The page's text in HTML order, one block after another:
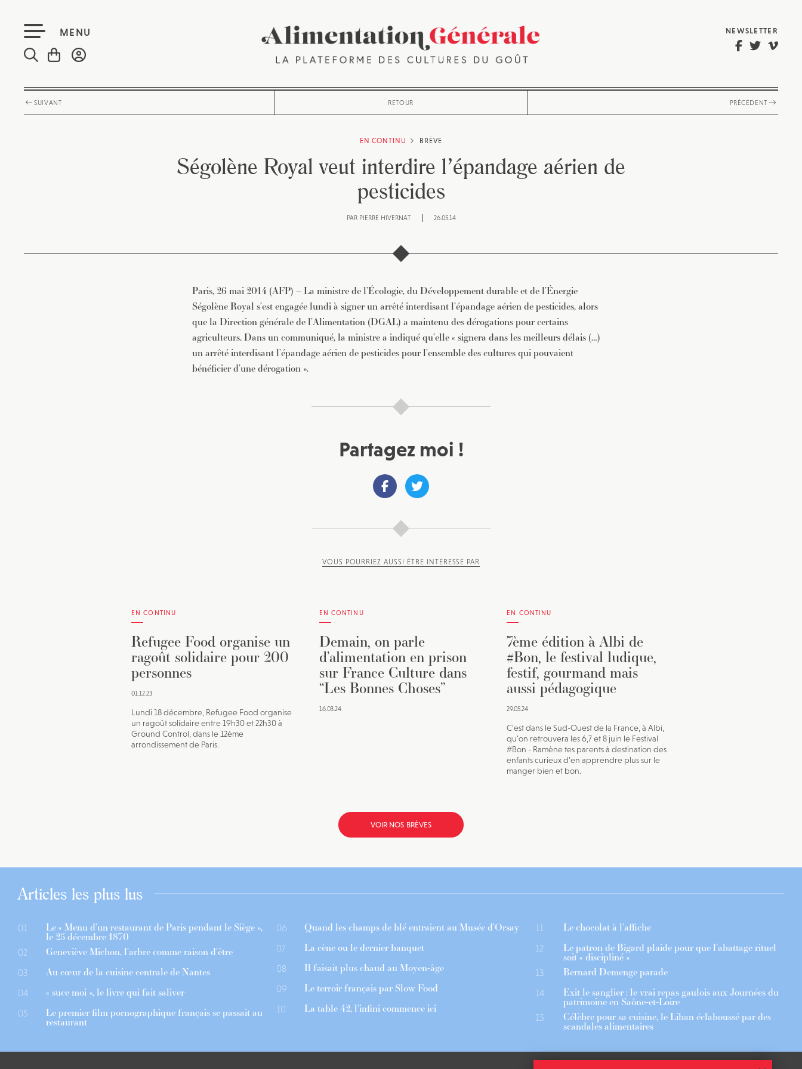
MENU NEWSLETTER
SUIVANT RETOUR PRÉCÉDENT
EN CONTINU BRÈVE
Ségolène Royal veut interdire l’épandage aérien de
pesticides
PAR PIERRE HIVERNAT 26.05.14
Paris, 26 mai 2014 (AFP) – La ministre de l’Écologie, du Développement durable et de l’Énergie
Ségolène Royal s’est engagée lundi à signer un arrêté interdisant l’épandage aérien de pesticides, alors
que la Direction générale de l’Alimentation (DGAL) a maintenu des dérogations pour certains
agriculteurs. Dans un communiqué, la ministre a indiqué qu’elle « signera dans les meilleurs délais (…)
un arrêté interdisant l’épandage aérien de pesticides pour l’ensemble des cultures qui pouvaient
bénéficier d’une dérogation ».
Partagez moi !
VOUS POURRIEZ AUSSI ÊTRE INTÉRESSÉ PAR
EN CONTINU
Refugee Food organise un
ragoût solidaire pour 200
personnes
01.12.23
Lundi 18 décembre, Refugee Food organise
un ragoût solidaire entre 19h30 et 22h30 à
Ground Control, dans le 12ème
arrondissement de Paris.
EN CONTINU
Demain, on parle
d’alimentation en prison
sur France Culture dans
“Les Bonnes Choses”
16.03.24
EN CONTINU
7ème édition à Albi de
#Bon, le festival ludique,
festif, gourmand mais
aussi pédagogique
29.05.24
C’est dans le Sud-Ouest de la France, à Albi,
qu’on retrouvera les 6,7 et 8 juin le Festival
#Bon - Ramène tes parents à destination des
enfants curieux d’en apprendre plus sur le
manger bien et bon.
VOIR NOS BRÈVES
Articles les plus lus
01 Le « Menu d’un restaurant de Paris pendant le Siège »,
le 25 décembre 1870
02 Geneviève Michon, l’arbre comme raison d’être
03 Au cœur de la cuisine centrale de Nantes
04 « suce moi », le livre qui fait saliver
05 Le premier film pornographique français se passait au
restaurant
06 Quand les champs de blé entraient au Musée d’Orsay
07 La cène ou le dernier banquet
08 Il faisait plus chaud au Moyen-âge
09 Le terroir français par Slow Food
10 La table 42, l’infini commence ici
11 Le chocolat à l’affiche
12 Le patron de Bigard plaide pour que l’abattage rituel
soit « discipliné »
13 Bernard Demenge parade
14 Exit le sanglier : le vrai repas gaulois aux Journées du
patrimoine en Saône-et-Loire
15 Célèbre pour sa cuisine, le Liban éclaboussé par des
scandales alimentaires